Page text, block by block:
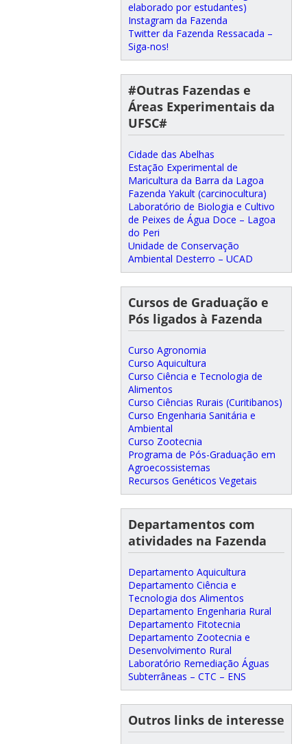
elaborado por estudantes)
Instagram da Fazenda
Twitter da Fazenda Ressacada –
Siga-nos!
#Outras Fazendas e
Áreas Experimentais da
UFSC#
Cidade das Abelhas
Estação Experimental de
Maricultura da Barra da Lagoa
Fazenda Yakult (carcinocultura)
Laboratório de Biologia e Cultivo
de Peixes de Água Doce – Lagoa
do Peri
Unidade de Conservação
Ambiental Desterro – UCAD
Cursos de Graduação e
Pós ligados à Fazenda
Curso Agronomia
Curso Aquicultura
Curso Ciência e Tecnologia de
Alimentos
Curso Ciências Rurais (Curitibanos)
Curso Engenharia Sanitária e
Ambiental
Curso Zootecnia
Programa de Pós-Graduação em
Agroecossistemas
Recursos Genéticos Vegetais
Departamentos com
atividades na Fazenda
Departamento Aquicultura
Departamento Ciência e
Tecnologia dos Alimentos
Departamento Engenharia Rural
Departamento Fitotecnia
Departamento Zootecnia e
Desenvolvimento Rural
Laboratório Remediação Águas
Subterrâneas – CTC – ENS
Outros links de interesse